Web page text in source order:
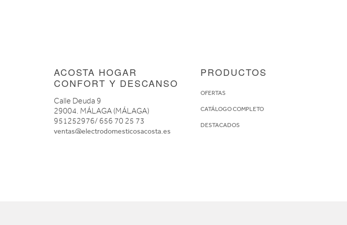
ACOSTA HOGAR
CONFORT Y DESCANSO
Calle Deuda 9
29004. MÁLAGA (MÁLAGA)
951252976/ 656 70 25 73
ventas@electrodomesticosacosta.es
PRODUCTOS
OFERTAS
CATÁLOGO COMPLETO
DESTACADOS